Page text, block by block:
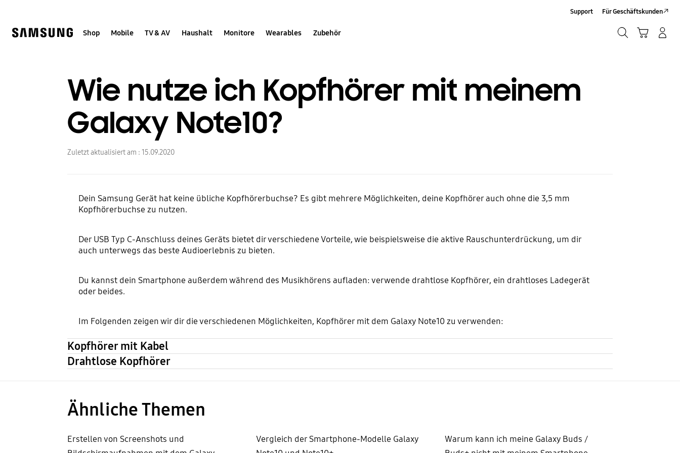
help
Shop Mobile TV & AV Haushalt Monitore Wearables Zubehör
Support Für Geschäftskunden
Wie nutze ich Kopfhörer mit meinem
Galaxy Note10?
Zuletzt aktualisiert am : 15.09.2020
Dein Samsung Gerät hat keine übliche Kopfhörerbuchse? Es gibt mehrere Möglichkeiten, deine Kopfhörer auch ohne die 3,5 mm
Kopfhörerbuchse zu nutzen.
Der USB Typ C-Anschluss deines Geräts bietet dir verschiedene Vorteile, wie beispielsweise die aktive Rauschunterdrückung, um dir
auch unterwegs das beste Audioerlebnis zu bieten.
Du kannst dein Smartphone außerdem während des Musikhörens aufladen: verwende drahtlose Kopfhörer, ein drahtloses Ladegerät
oder beides.
Im Folgenden zeigen wir dir die verschiedenen Möglichkeiten, Kopfhörer mit dem Galaxy Note10 zu verwenden:
Kopfhörer mit Kabel
Drahtlose Kopfhörer
Ähnliche Themen
Erstellen von Screenshots und
Vergleich der Smartphone-Modelle Galaxy
Warum kann ich meine Galaxy Buds /